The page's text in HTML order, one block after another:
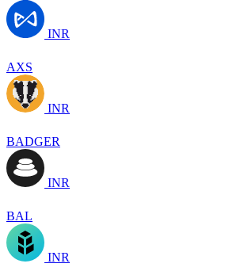
INR
AXS
INR
BADGER
INR
BAL
INR